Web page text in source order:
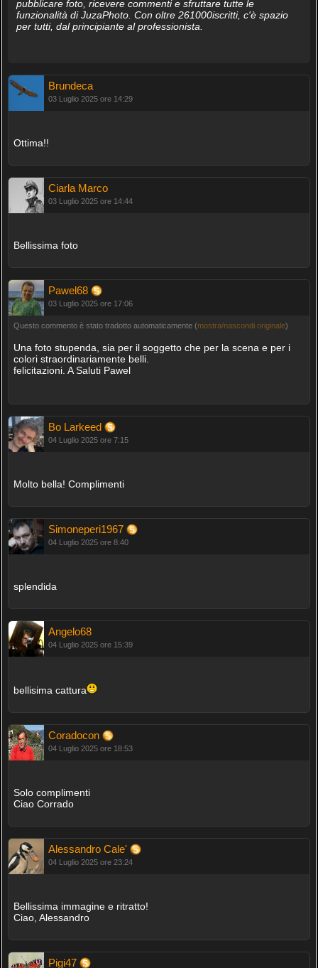
pubblicare foto, ricevere commenti e sfruttare tutte le
funzionalità di JuzaPhoto. Con oltre 261000iscritti, c'è spazio
per tutti, dal principiante al professionista.
Brundeca
03 Luglio 2025 ore 14:29
Ottima!!
Ciarla Marco
03 Luglio 2025 ore 14:44
Bellissima foto
Pawel68
03 Luglio 2025 ore 17:06
Questo commento è stato tradotto automaticamente (mostra/nascondi originale)
Una foto stupenda, sia per il soggetto che per la scena e per i
colori straordinariamente belli.
felicitazioni. A Saluti Pawel
Bo Larkeed
04 Luglio 2025 ore 7:15
Molto bella! Complimenti
Simoneperi1967
04 Luglio 2025 ore 8:40
splendida
Angelo68
04 Luglio 2025 ore 15:39
bellisima cattura
Coradocon
04 Luglio 2025 ore 18:53
Solo complimenti
Ciao Corrado
Alessandro Cale'
04 Luglio 2025 ore 23:24
Bellissima immagine e ritratto!
Ciao, Alessandro
Pigi47